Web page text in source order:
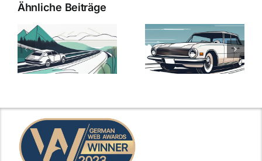
Ähnliche Beiträge
Versicherung:
Günstige Kfz-
Versicherungstarife
mit Top-
Kfz-
Die besten
Angebote im